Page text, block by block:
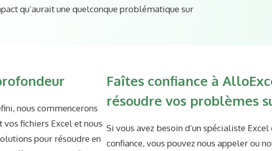
qu’aurait une quelconque problématique sur
nous commencerons
fichiers Excel et nous
pour résoudre en
Faîtes confiance à
résoudre vos problèmes
Si vous avez besoin d’un spécialiste Excel
confiance, vous pouvez nous appeler ou